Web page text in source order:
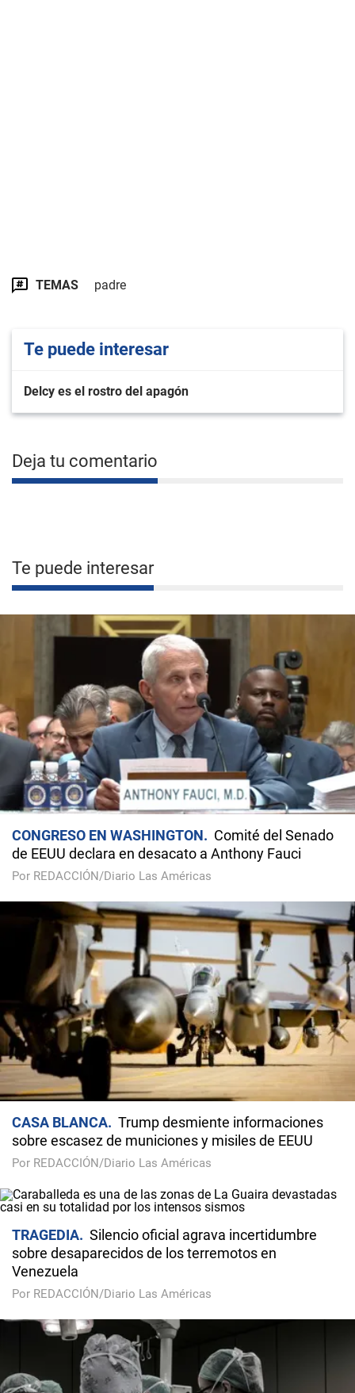
TEMAS padre
Te puede interesar
Delcy es el rostro del apagón
Deja tu comentario
Te puede interesar
CONGRESO EN WASHINGTON
Comité del Senado
de EEUU declara en desacato a Anthony Fauci
Por REDACCIÓN/Diario Las Américas
CASA BLANCA
Trump desmiente informaciones
sobre escasez de municiones y misiles de EEUU
Por REDACCIÓN/Diario Las Américas
TRAGEDIA
Silencio oficial agrava incertidumbre
sobre desaparecidos de los terremotos en
Venezuela
Por REDACCIÓN/Diario Las Américas